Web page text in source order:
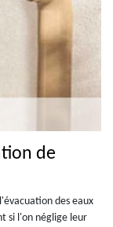
de
des eaux
si l'on néglige leur